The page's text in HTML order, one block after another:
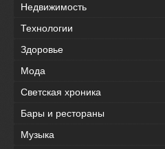
Недвижимость
Технологии
Здоровье
Мода
Светская хроника
Бары и рестораны
Музыка